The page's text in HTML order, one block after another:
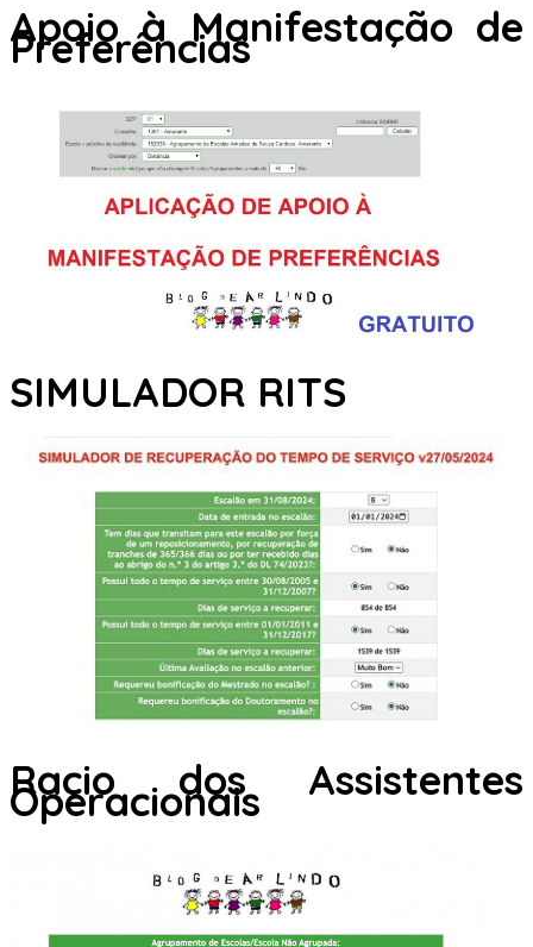
Apoio à Manifestação de
Preferências
SIMULADOR RITS
Racio dos Assistentes
Operacionais